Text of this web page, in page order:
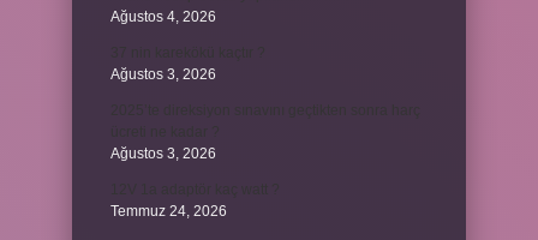
Ağustos 4, 2026
Ağustos 3, 2026
Ağustos 3, 2026
Temmuz 24, 2026